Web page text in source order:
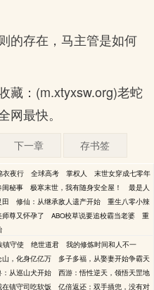
的存在，马主管是如何
藏：(m.xtyxsw.org)老蛇
最快。
下一章 存书签
衣夜行 全球高考 掌权人
末世女穿成七零年
闺秘事 极寒末世，我有随身安全屋！
最是人
田 修仙：从继承敌人遗产开始
重生八零小辣
师尊又怀孕了 ABO校草说要追校霸当老婆
重
镇守使 绝世道君
我的修炼时间和人不一
，化身亿亿万
多子多福，从娶妻开始争霸天
：从巡山犬开始
西游：悟性逆天，领悟天罡地
镇守司吃软饭 亿倍返还：双手插兜，没有对